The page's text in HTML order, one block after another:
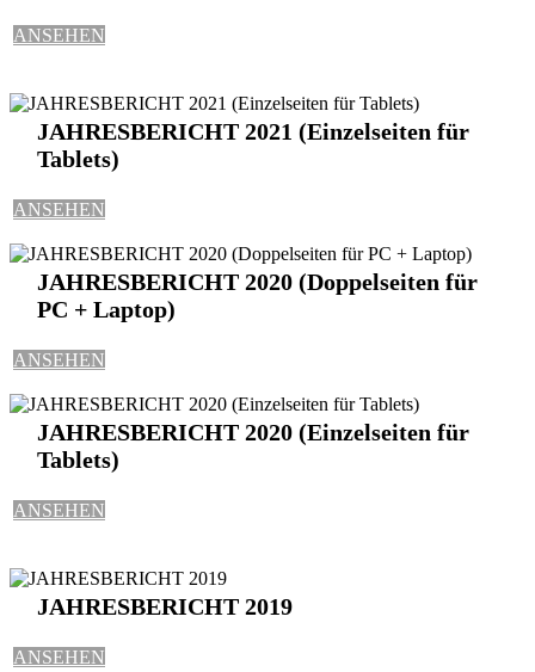
ANSEHEN
JAHRESBERICHT 2021 (Einzelseiten für
Tablets)
ANSEHEN
JAHRESBERICHT 2020 (Doppelseiten für
PC + Laptop)
ANSEHEN
JAHRESBERICHT 2020 (Einzelseiten für
Tablets)
ANSEHEN
JAHRESBERICHT 2019
ANSEHEN